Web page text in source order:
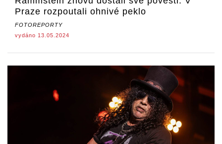
Praze rozpoutali ohnivé peklo
FOTOREPORTY
vydáno 13.05.2024